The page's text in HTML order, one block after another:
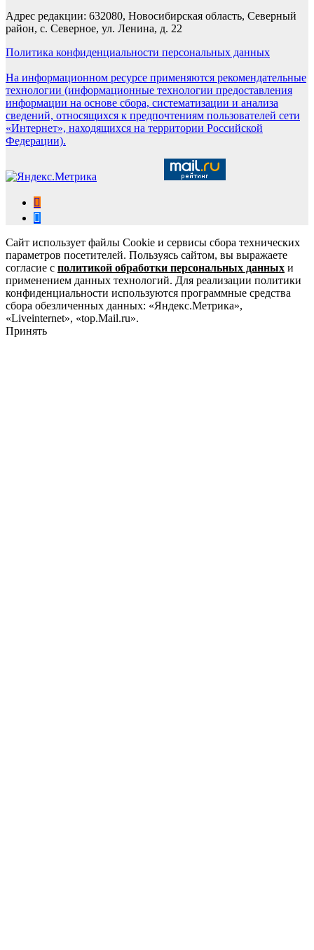
Адрес редакции: 632080, Новосибирская область, Северный
район, с. Северное, ул. Ленина, д. 22
Политика конфиденциальности персональных данных
На информационном ресурсе применяются рекомендательные
технологии (информационные технологии предоставления
информации на основе сбора, систематизации и анализа
сведений, относящихся к предпочтениям пользователей сети
«Интернет», находящихся на территории Российской
Федерации).
Сайт использует файлы Cookie и сервисы сбора технических
параметров посетителей. Пользуясь сайтом, вы выражаете
согласие с политикой обработки персональных данных и
применением данных технологий. Для реализации политики
конфиденциальности используются программные средства
сбора обезличенных данных: «Яндекс.Метрика»,
«Liveinternet», «top.Mail.ru».
Принять